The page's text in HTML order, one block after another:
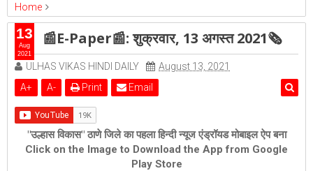
Home
epaper
Featured 📰E-Paper📰: शुक्रवार, 13 अगस्त 2021🗞
📰E-Paper📰: शुक्रवार, 13 अगस्त 2021🗞
ULHAS VIKAS HINDI DAILY
August 13, 2021
A+ A- Print Email
"उल्हास विकास" ठाणे जिले का पहला हिन्दी न्यूज एंड्रॉयड मोबाइल ऐप बना
Click on the Image to Download the App from Google
Play Store
13
Aug
2021